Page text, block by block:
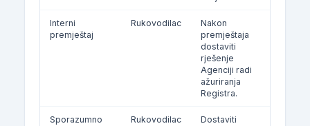
Interni
premještaj
Rukovodilac
Nakon
premještaja
dostaviti
rješenje
Agenciji radi
ažuriranja
Registra.
Sporazumno
Rukovodilac
Dostaviti